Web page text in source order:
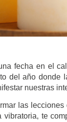
fecha en el
del año donde
nuestras
las
te